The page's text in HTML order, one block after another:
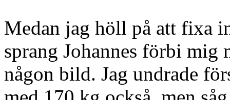
Medan jag höll på att fixa
sprang Johannes förbi mig
någon bild. Jag undrade